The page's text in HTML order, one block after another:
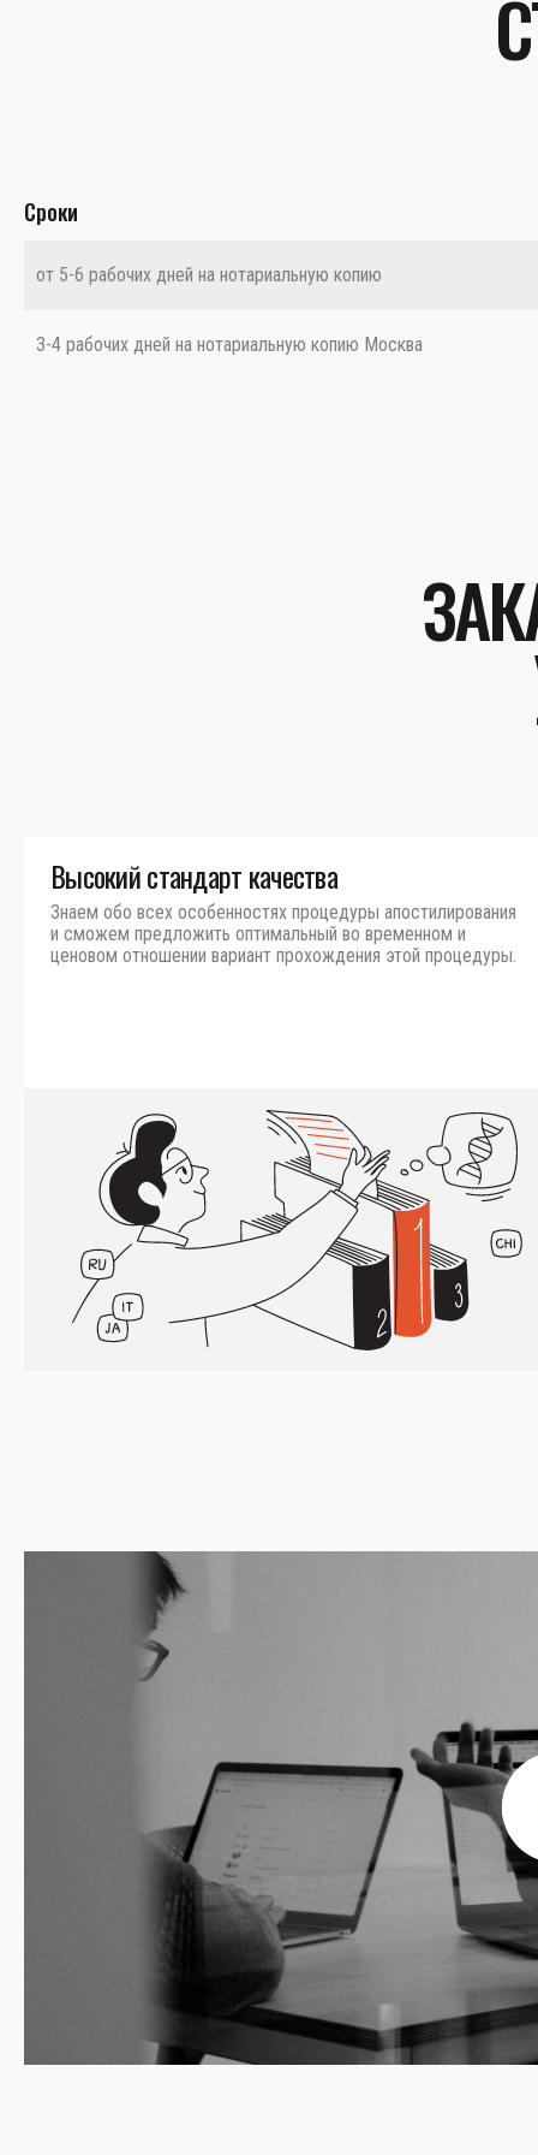
Сроки
от 5-6 рабочих дней на нотариальную копию
3-4 рабочих дней на нотариальную копию Москва
Высокий стандарт качества
Знаем обо всех особенностях процедуры апостилирования
и сможем предложить оптимальный во временном и
ценовом отношении вариант прохождения этой процедуры.